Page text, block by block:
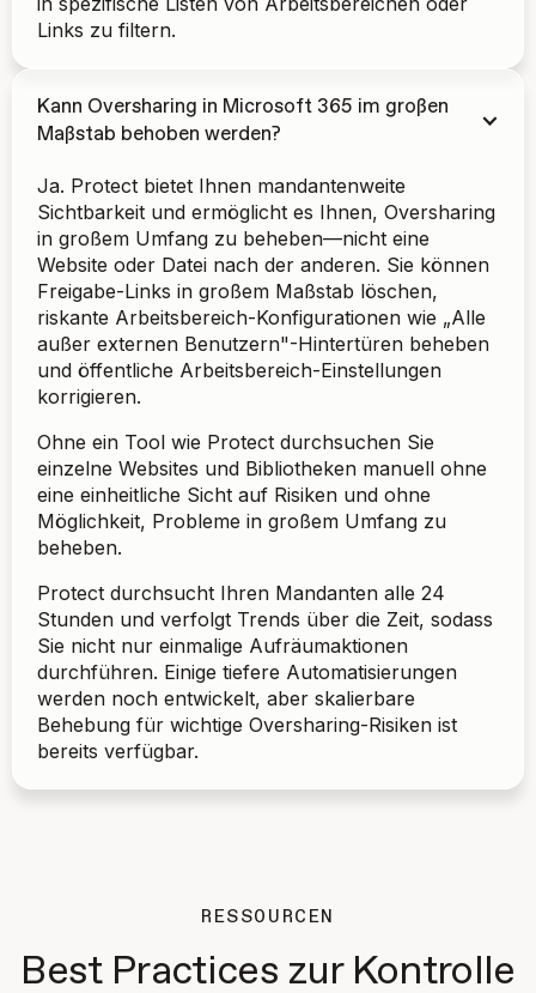
Links zu filtern.
Kann Oversharing in Microsoft 365 im großen
Maßstab behoben werden?
Ja. Protect bietet Ihnen mandantenweite
Sichtbarkeit und ermöglicht es Ihnen, Oversharing
in großem Umfang zu beheben—nicht eine
Website oder Datei nach der anderen. Sie können
Freigabe-Links in großem Maßstab löschen,
riskante Arbeitsbereich-Konfigurationen wie „Alle
außer externen Benutzern"-Hintertüren beheben
und öffentliche Arbeitsbereich-Einstellungen
korrigieren.
Ohne ein Tool wie Protect durchsuchen Sie
einzelne Websites und Bibliotheken manuell ohne
eine einheitliche Sicht auf Risiken und ohne
Möglichkeit, Probleme in großem Umfang zu
beheben.
Protect durchsucht Ihren Mandanten alle 24
Stunden und verfolgt Trends über die Zeit, sodass
Sie nicht nur einmalige Aufräumaktionen
durchführen. Einige tiefere Automatisierungen
werden noch entwickelt, aber skalierbare
Behebung für wichtige Oversharing-Risiken ist
bereits verfügbar.
RESSOURCEN
Best Practices zur Kontrolle